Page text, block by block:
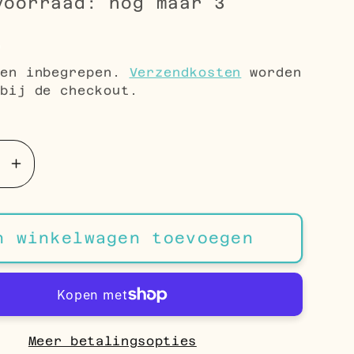
inbegrepen. Verzendkosten
worden
bij de checkout.
Aantal
verhogen
voor
Zilveren
Sleutel
Oorstekers
12x5mm
925
winkelwagen toevoegen
Meer betalingsopties